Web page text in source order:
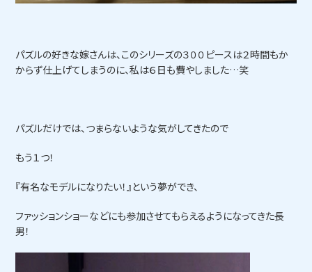
パズルの好きな嫁さんは、このシリーズの３００ピースは２時間もか
からず仕上げてしまうのに、私は６日も費やしました…笑
パズルだけでは、つまらないような気がしてきたので
もう１つ！
『有名なモデルになりたい！』という夢ができ、
ファッションショーなどにも参加させてもらえるようになってきた長
男！